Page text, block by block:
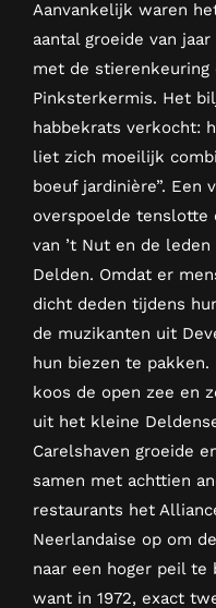
Aanvankelijk waren
aantal groeide van
met de stierenkeuring
Pinksterkermis. Het
habbekrats verkocht:
liet zich moeilijk
boeuf jardinière”. Een
overspoelde tenslotte
van ’t Nut en de
Delden. Omdat er
dicht deden tijdens
de muzikanten uit
hun biezen te
koos de open zee en
uit het kleine
Carelshaven groeide
samen met achttien
restaurants het
Neerlandaise op om
naar een hoger peil te
want in 1972, exact